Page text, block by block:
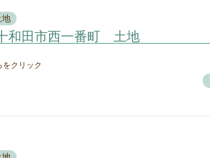
地
和田市西一番町 土地
をクリック